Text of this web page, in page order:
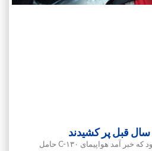
نیمۀ آذر ۱۳۸۴ به نیم‌روز رسیده بود که خبر آمد هواپیمای C-۱۳۰ حامل